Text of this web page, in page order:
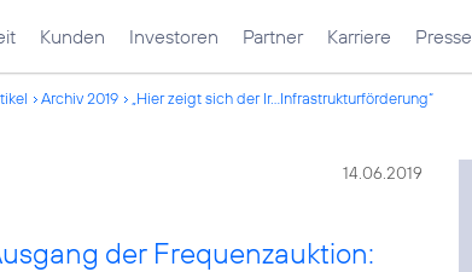
Kunden Investoren Partner Karriere Presse
Archiv 2019 „Hier zeigt sich der Ir...Infrastrukturförderung“
14.06.2019
der Frequenzauktion: